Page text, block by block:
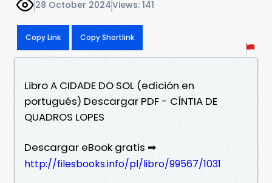
28 October 2024Views: 141
Copy Link Copy Shortlink
Libro A CIDADE DO SOL (edición en
portugués) Descargar PDF - CÍNTIA DE
QUADROS LOPES
Descargar eBook gratis ➡
http://filesbooks.info/pl/libro/99567/1031